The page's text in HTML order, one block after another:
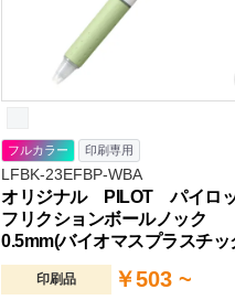
フルカラー 印刷専用
LFBK-23EFBP-WBA
オリジナル PILOT パイロ
フリクションボールノック
0.5mm(バイオマスプラスチッ
印刷品 ￥503 ~